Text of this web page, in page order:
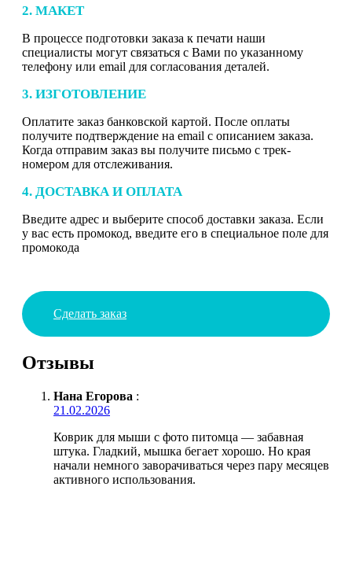
2. МАКЕТ
В процессе подготовки заказа к печати наши
специалисты могут связаться с Вами по указанному
телефону или email для согласования деталей.
3. ИЗГОТОВЛЕНИЕ
Оплатите заказ банковской картой. После оплаты
получите подтверждение на email с описанием заказа.
Когда отправим заказ вы получите письмо с трек-
номером для отслеживания.
4. ДОСТАВКА И ОПЛАТА
Введите адрес и выберите способ доставки заказа. Если
у вас есть промокод, введите его в специальное поле для
промокода
Сделать заказ
Отзывы
Нана Егорова :
21.02.2026
Коврик для мыши с фото питомца — забавная
штука. Гладкий, мышка бегает хорошо. Но края
начали немного заворачиваться через пару месяцев
активного использования.